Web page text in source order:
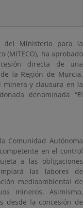
del Ministerio para la
(MITECO), ha aprobado
directa de una
la Región de Murcia,
minera y clausura en la
denominada “El
Comunidad Autónoma
en el control
a las obligaciones
las labores de
medioambiental de
mineros. Asimismo,
desde la concesión de